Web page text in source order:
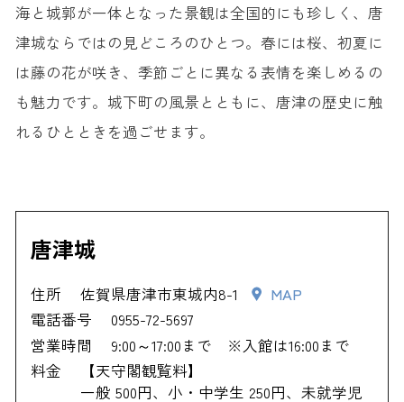
海と城郭が一体となった景観は全国的にも珍しく、唐
津城ならではの見どころのひとつ。春には桜、初夏に
は藤の花が咲き、季節ごとに異なる表情を楽しめるの
も魅力です。城下町の風景とともに、唐津の歴史に触
れるひとときを過ごせます。
唐津城
住所 佐賀県唐津市東城内8-1
MAP
電話番号
0955-72-5697
営業時間
9:00～17:00まで ※入館は16:00まで
料金
【天守閣観覧料】
一般 500円、小・中学生 250円、未就学児